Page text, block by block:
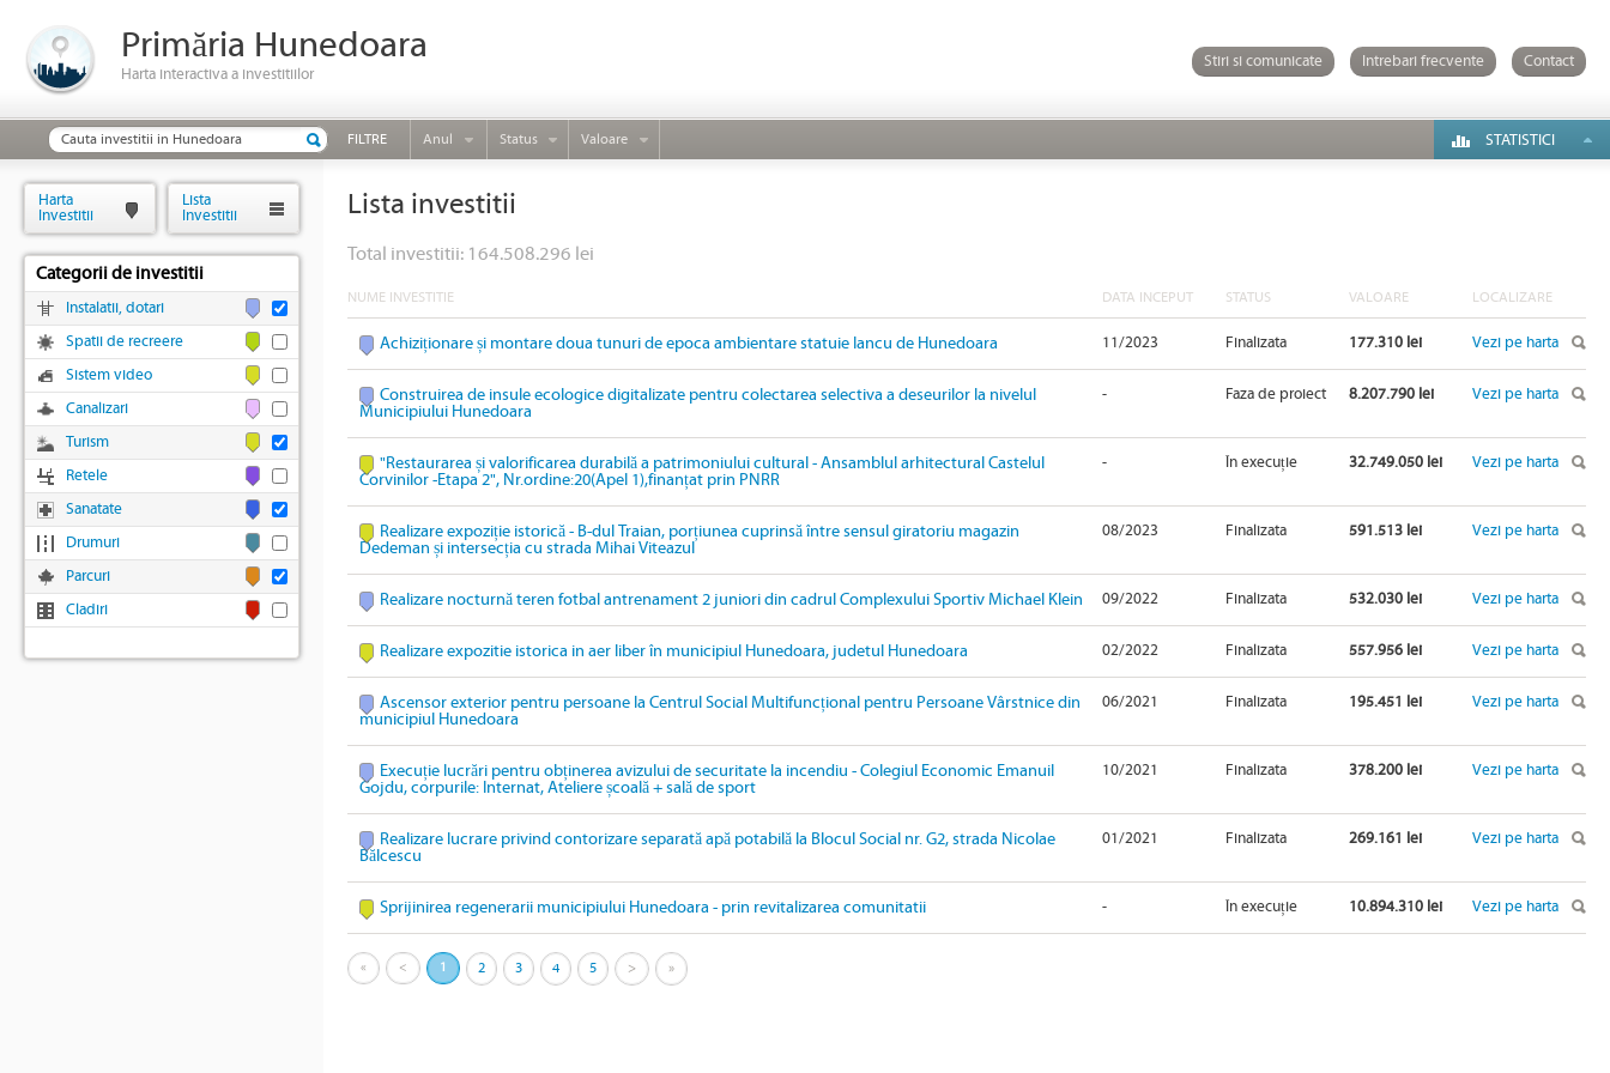
Primăria Hunedoara
Harta interactiva a investitiilor
Stiri si comunicate Intrebari frecvente Contact
FILTRE Anul Status Valoare STATISTICI
Lista investitii
Total investitii: 164.508.296 lei
NUME INVESTITIE DATA INCEPUT STATUS VALOARE LOCALIZARE
Achiziționare și montare doua tunuri de epoca ambientare statuie Iancu de Hunedoara 11/2023 Finalizata 177.310 lei Vezi pe harta
Construirea de insule ecologice digitalizate pentru colectarea selectiva a deseurilor la nivelul
Municipiului Hunedoara
- Faza de proiect 8.207.790 lei Vezi pe harta
"Restaurarea și valorificarea durabilă a patrimoniului cultural - Ansamblul arhitectural Castelul
Corvinilor -Etapa 2", Nr.ordine:20(Apel 1),finanțat prin PNRR
- În execuție 32.749.050 lei Vezi pe harta
Realizare expoziție istorică - B-dul Traian, porțiunea cuprinsă între sensul giratoriu magazin
Dedeman și intersecția cu strada Mihai Viteazul
08/2023 Finalizata 591.513 lei Vezi pe harta
Realizare nocturnă teren fotbal antrenament 2 juniori din cadrul Complexului Sportiv Michael Klein 09/2022 Finalizata 532.030 lei Vezi pe harta
Realizare expozitie istorica in aer liber în municipiul Hunedoara, judetul Hunedoara 02/2022 Finalizata 557.956 lei Vezi pe harta
Ascensor exterior pentru persoane la Centrul Social Multifuncțional pentru Persoane Vârstnice din
municipiul Hunedoara
06/2021 Finalizata 195.451 lei Vezi pe harta
Execuție lucrări pentru obținerea avizului de securitate la incendiu - Colegiul Economic Emanuil
Gojdu, corpurile: Internat, Ateliere școală + sală de sport
10/2021 Finalizata 378.200 lei Vezi pe harta
Realizare lucrare privind contorizare separată apă potabilă la Blocul Social nr. G2, strada Nicolae
Bălcescu
01/2021 Finalizata 269.161 lei Vezi pe harta
Sprijinirea regenerarii municipiului Hunedoara - prin revitalizarea comunitatii - În execuție 10.894.310 lei Vezi pe harta
« < 1 2 3 4 5 > »
Harta
Investitii
Lista
Investitii
Categorii de investitii
Instalatii, dotari
Spatii de recreere
Sistem video
Canalizari
Turism
Retele
Sanatate
Drumuri
Parcuri
Cladiri